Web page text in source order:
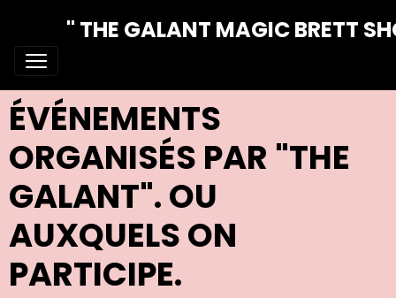
" THE GALANT MAGIC BRETT
ÉVÉNEMENTS
ORGANISÉS PAR "THE
GALANT". OU
AUXQUELS ON
PARTICIPE.